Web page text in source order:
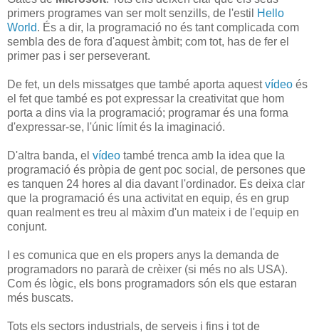
primers programes van ser molt senzills, de l'estil
Hello
World. És a dir, la programació no és tant complicada com
sembla des de fora d'aquest àmbit; com tot, has de fer el
primer pas i ser perseverant.
De fet, un dels missatges que també aporta aquestvídeo és
el fet que també es pot expressar la creativitat que hom
porta a dins via la programació; programar és una forma
d'expressar-se, l'únic límit és la imaginació.
D'altra banda, el vídeo també trenca amb la idea que la
programació és pròpia de gent poc social, de persones que
es tanquen 24 hores al dia davant l'ordinador. Es deixa clar
que la programació és una activitat en equip, és en grup
quan realment es treu al màxim d'un mateix i de l'equip en
conjunt.
I es comunica que en els propers anys la demanda de
programadors no pararà de crèixer (si més no als USA).
Com és lògic, els bons programadors són els que estaran
més buscats.
Tots els sectors industrials, de serveis i fins i tot de